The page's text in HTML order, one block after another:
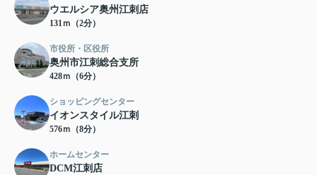
ウエルシア奥州江刺店
131ｍ（2分）
市役所・区役所
奥州市江刺総合支所
428ｍ（6分）
ショッピングセンター
イオンスタイル江刺
576ｍ（8分）
ホームセンター
DCM江刺店